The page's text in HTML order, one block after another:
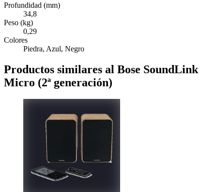
Profundidad (mm)
34,8
Peso (kg)
0,29
Colores
Piedra, Azul, Negro
Productos similares al Bose SoundLink
Micro (2ª generación)